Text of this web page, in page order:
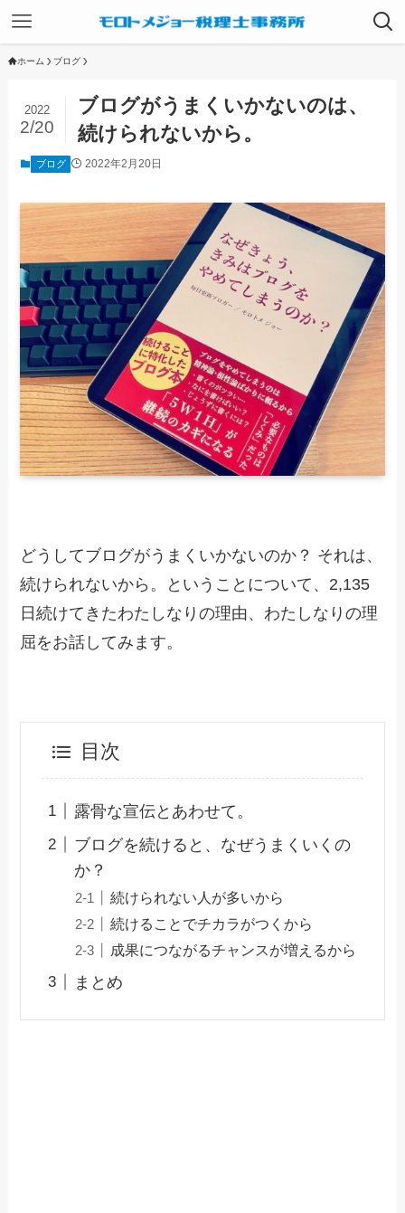
ホーム ブログ
ブログがうまくいかないのは、
続けられないから。
2022
2/20
ブログ 2022年2月20日
どうしてブログがうまくいかないのか？ それは、
続けられないから。ということについて、2,135
日続けてきたわたしなりの理由、わたしなりの理
屈をお話してみます。
目次
露骨な宣伝とあわせて。
ブログを続けると、なぜうまくいくの
か？
続けられない人が多いから
続けることでチカラがつくから
成果につながるチャンスが増えるから
まとめ